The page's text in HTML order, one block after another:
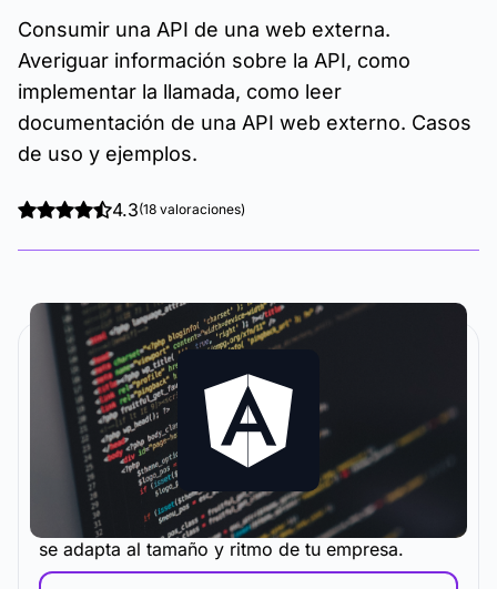
Consumir una API de una web externa.
Averiguar información sobre la API, como
implementar la llamada, como leer
documentación de una API web externo. Casos
de uso y ejemplos.
4.3(18 valoraciones)
La metodología y plataforma de formación que
se adapta al tamaño y ritmo de tu empresa.